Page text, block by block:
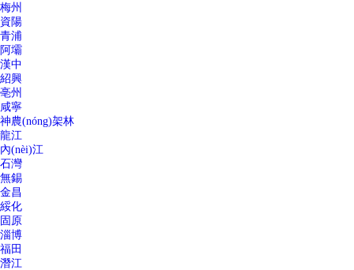
梅州
資陽
青浦
阿壩
漢中
紹興
亳州
咸寧
神農(nóng)架林
龍江
內(nèi)江
石灣
無錫
金昌
綏化
固原
淄博
福田
潛江